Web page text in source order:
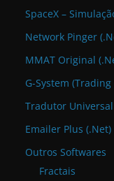
SpaceX –
Network Pinger
MMAT Original
G-System (Trading
Tradutor Universal
Emailer Plus (.Net)
Outros Softwares
Fractais